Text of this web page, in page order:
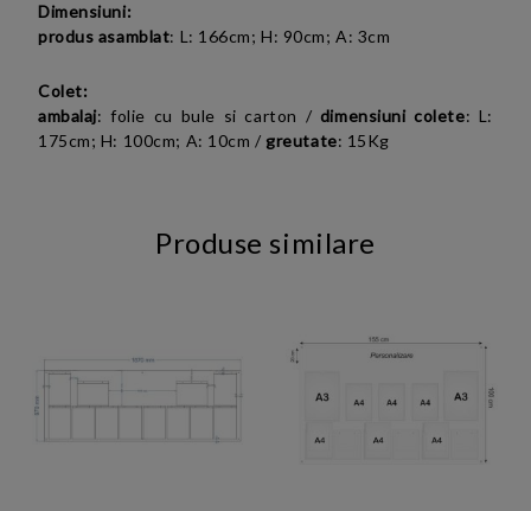
Dimensiuni:
produs asamblat: L: 166cm; H: 90cm; A: 3cm
Colet:
ambalaj: folie cu bule si carton / dimensiuni colete: L:
175cm; H: 100cm; A: 10cm /greutate: 15Kg
Produse similare